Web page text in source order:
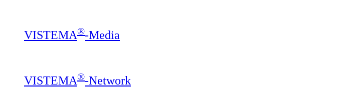
VISTEMA®-Media
VISTEMA®-Network